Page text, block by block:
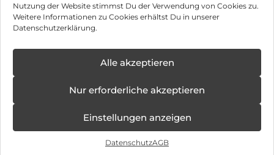
Nutzung der Website stimmst Du der Verwendung von Cookies zu.
Weitere Informationen zu Cookies erhältst Du in unserer
Datenschutzerklärung.
Alle akzeptieren
Nur erforderliche akzeptieren
Einstellungen anzeigen
DatenschutzAGB
Impressum
Hinweis zur Batterieentsorgung
Newsletter
, Brodos AG – All Rights Reserved.